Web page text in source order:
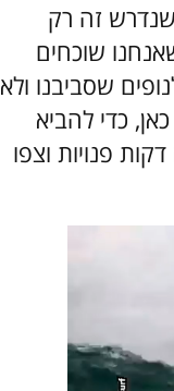
זה רק
שוכחים
שסביבנו ולא
כדי להביא
פנויות וצפו